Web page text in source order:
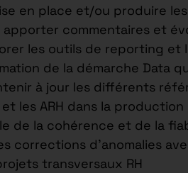
en place et/ou produire
commentaires et
les outils de reporting
de la démarche Data
à jour les différents
et les ARH dans la
de la cohérence et de la
corrections d’anomalies
transversaux RH